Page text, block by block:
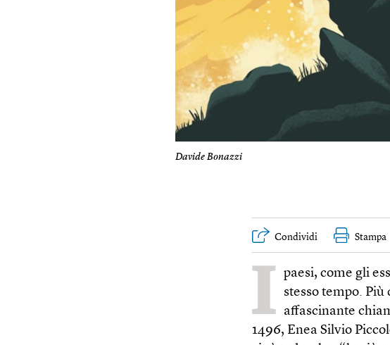
Davide Bonazzi
Condividi Stampa
I paesi, come gli
stesso tempo.
affascinante
1496, Enea Silvio